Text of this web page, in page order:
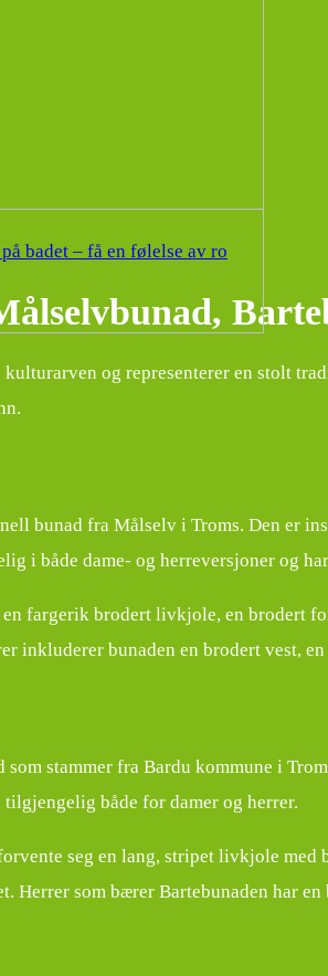
badet – få en følelse av ro
og representerer en stolt
bunad fra Målselv i Troms. Den er
i både dame- og herreversjoner og
fargerik brodert livkjole, en brodert
inkluderer bunaden en brodert vest,
stammer fra Bardu kommune i
tilgjengelig både for damer og herrer.
seg en lang, stripet livkjole
Herrer som bærer Bartebunaden har